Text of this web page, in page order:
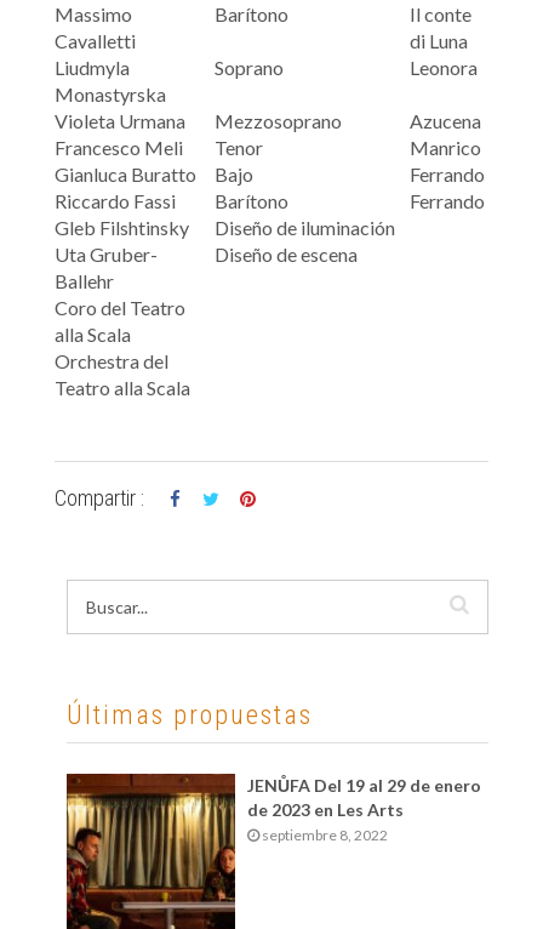
Massimo
Cavalletti
Barítono
Il conte
di Luna
Liudmyla
Monastyrska
Soprano Leonora
Violeta Urmana Mezzosoprano
Azucena
Francesco Meli
Tenor
Manrico
Gianluca Buratto
Bajo
Ferrando
Riccardo Fassi
Barítono
Ferrando
Gleb Filshtinsky
Diseño de iluminación
Uta Gruber-
Ballehr
Diseño de escena
Coro del Teatro
alla Scala
Orchestra del
Teatro alla Scala
Compartir :
Últimas propuestas
JENŮFA Del 19 al 29 de enero
de 2023 en Les Arts
septiembre 8, 2022